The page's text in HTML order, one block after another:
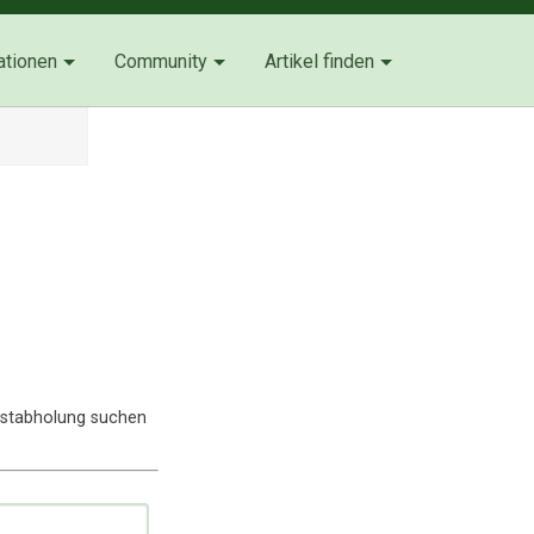
Community Artikel finden
suchen